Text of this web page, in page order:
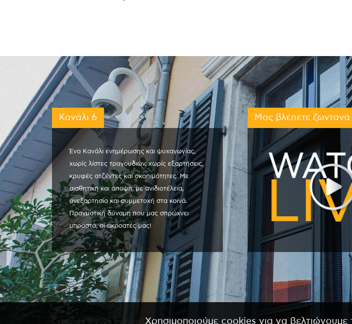
Κανάλι 6
Ένα Κανάλι ενημέρωσης και ψυχαγωγίας,
χωρίς λίστες τραγουδιών, χωρίς εξαρτήσεις,
κρυφές ατζέντες και σκοπιμότητες. Με
αισθητική και άποψη, με ανιδιοτέλεια,
ανεξαρτησία και συμμετοχή στα κοινά.
Πραγματική δύναμη που μας σπρώχνει
μπροστά, οι ακροατές μας!
Μας βλέπετε ζωντανά
Copyright © 2026 by Kanali 6. All rights reserved.Χρησιμοποιούμε cookies για να βελτιώνουμε